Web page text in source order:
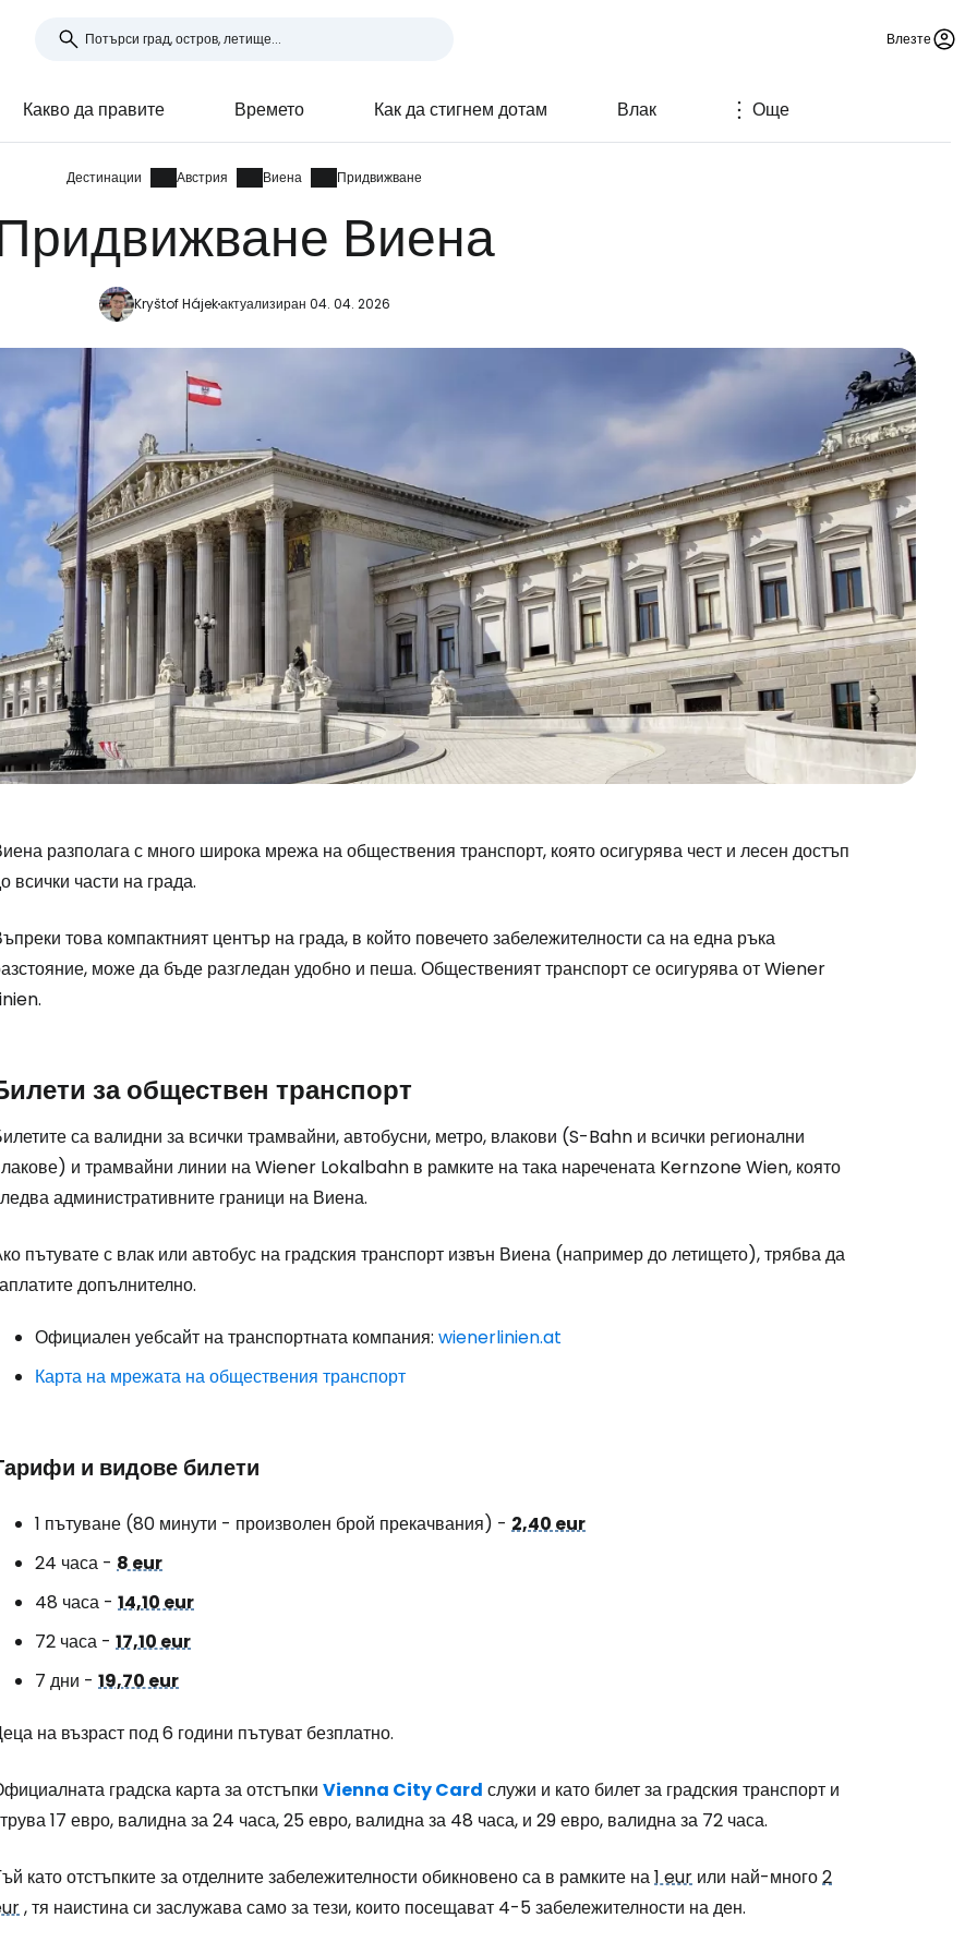
Влезте
Какво да правите Времето Как да стигнем дотам Влак Още
Дестинации Австрия Виена Придвижване
Виена
Kryštof Hájekактуализиран 04. 04. 2026
разполага с много широка мрежа на обществения транспорт, която осигурява чест и лесен достъп
всички части на града.
това компактният център на града, в който повечето забележителности са на една ръка
може да бъде разгледан удобно и пеша. Общественият транспорт се осигурява от Wiener
за обществен транспорт
са валидни за всички трамвайни, автобусни, метро, влакови (S-Bahn и всички регионални
и трамвайни линии на Wiener Lokalbahn в рамките на така наречената Kernzone Wien, която
административните граници на Виена.
пътувате с влак или автобус на градския транспорт извън Виена (например до летището), трябва да
допълнително.
Официален уебсайт на транспортната компания: wienerlinien.at
Карта на мрежата на обществения транспорт
и видове билети
1 пътуване (80 минути - произволен брой прекачвания) - 2,40 eur
24 часа - 8 eur
48 часа - 14,10 eur
72 часа - 17,10 eur
7 дни - 19,70 eur
на възраст под 6 години пътуват безплатно.
градска карта за отстъпки Vienna City Card служи и като билет за градския транспорт и
17 евро, валидна за 24 часа, 25 евро, валидна за 48 часа, и 29 евро, валидна за 72 часа.
като отстъпките за отделните забележителности обикновено са в рамките на1 eur или най-много2
, тя наистина си заслужава само за тези, които посещават 4-5 забележителности на ден.